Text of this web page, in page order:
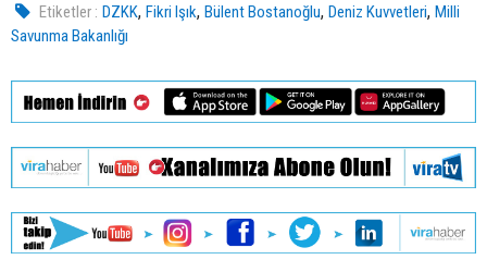
Etiketler : DZKK,Fikri Işık,Bülent Bostanoğlu,Deniz Kuvvetleri,Milli
Savunma Bakanlığı